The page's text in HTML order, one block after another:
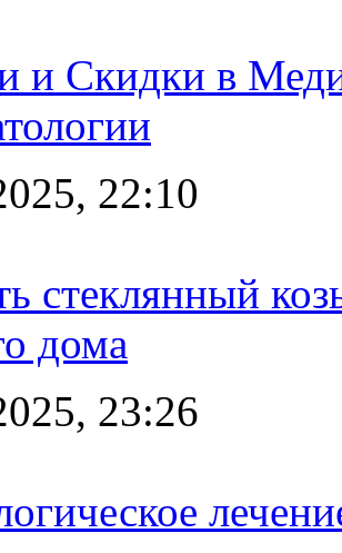
и Скидки в
22:10
стеклянный
дома
23:26